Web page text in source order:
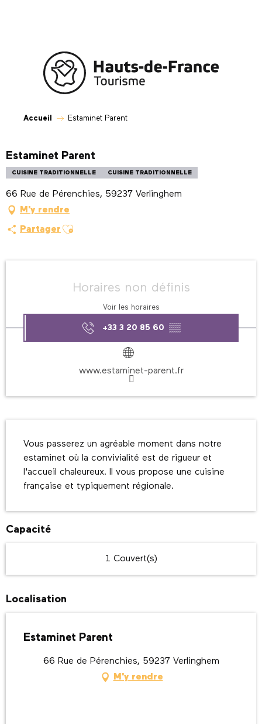
Accueil Estaminet Parent
Estaminet Parent
CUISINE TRADITIONNELLE CUISINE TRADITIONNELLE
66 Rue de Pérenchies, 59237 Verlinghem
M'y rendre
Partager Ajouter aux favoris
Horaires non définis
Voir les horaires
+33 3 20 85 60 ▒▒
www.estaminet-parent.fr
Vous passerez un agréable moment dans notre
estaminet où la convivialité est de rigueur et
l'accueil chaleureux. Il vous propose une cuisine
française et typiquement régionale.
Capacité
1 Couvert(s)
Localisation
Estaminet Parent
66 Rue de Pérenchies, 59237 Verlinghem
M'y rendre